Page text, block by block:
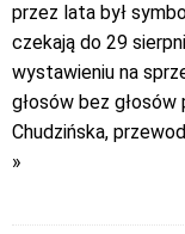
przez lata był
czekają do 29
wystawieniu na
głosów bez
Chudzińska,
»